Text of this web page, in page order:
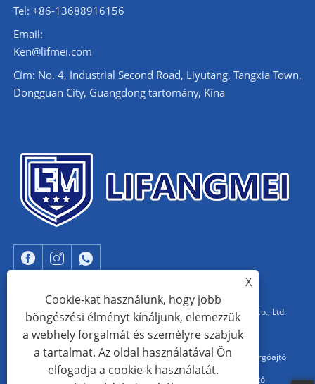
Tel: +86-13688916156
Email:
Ken@lifmei.com
Cím: No. 4, Industrial Second Road, Liyutang, Tangxia Town,
Dongguan City, Guangdong tartomány, Kína
Copyright © 2023 Dongguan Lifangmei Electronic Technology Co., Ltd.
Minden jog fenntartva.
Kínai EAS rendszer gyártó, EAS AM rendszer, lengősorompó forgóajtó
gyár, EAS alumínium AM rendszer, kínai EAS RF rendszer szállító
X
Cookie-kat használunk, hogy jobb
böngészési élményt kínáljunk, elemezzük
a webhely forgalmát és személyre szabjuk
a tartalmat. Az oldal használatával Ön
elfogadja a cookie-k használatát.